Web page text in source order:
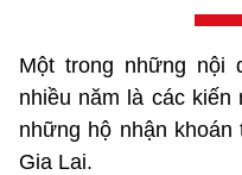
Một trong những nội
nhiều năm là các
những hộ nhận
Gia Lai.